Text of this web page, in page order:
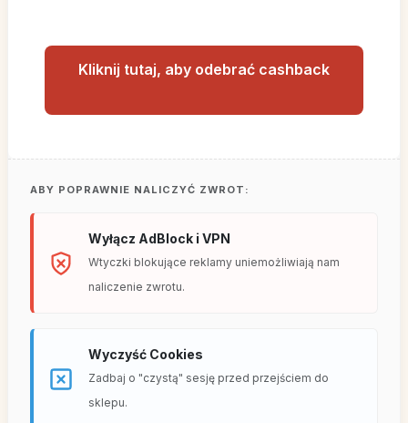
Kliknij tutaj, aby odebrać cashback
ABY POPRAWNIE NALICZYĆ ZWROT:
Wyłącz AdBlock i VPN
Wtyczki blokujące reklamy uniemożliwiają nam
naliczenie zwrotu.
Wyczyść Cookies
Zadbaj o "czystą" sesję przed przejściem do
sklepu.